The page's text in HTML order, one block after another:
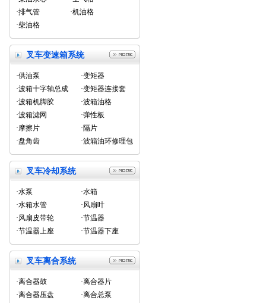
·排气管
·机油格
·柴油格
叉车变速箱系统
·供油泵
·变矩器
·波箱十字轴总成
·变矩器连接套
·波箱机脚胶
·波箱油格
·波箱滤网
·弹性板
·摩擦片
·隔片
·盘角齿
·波箱油环修理包
叉车冷却系统
·水泵
·水箱
·水箱水管
·风扇叶
·风扇皮带轮
·节温器
·节温器上座
·节温器下座
叉车离合系统
·离合器鼓
·离合器片
·离合器压盘
·离合总泵